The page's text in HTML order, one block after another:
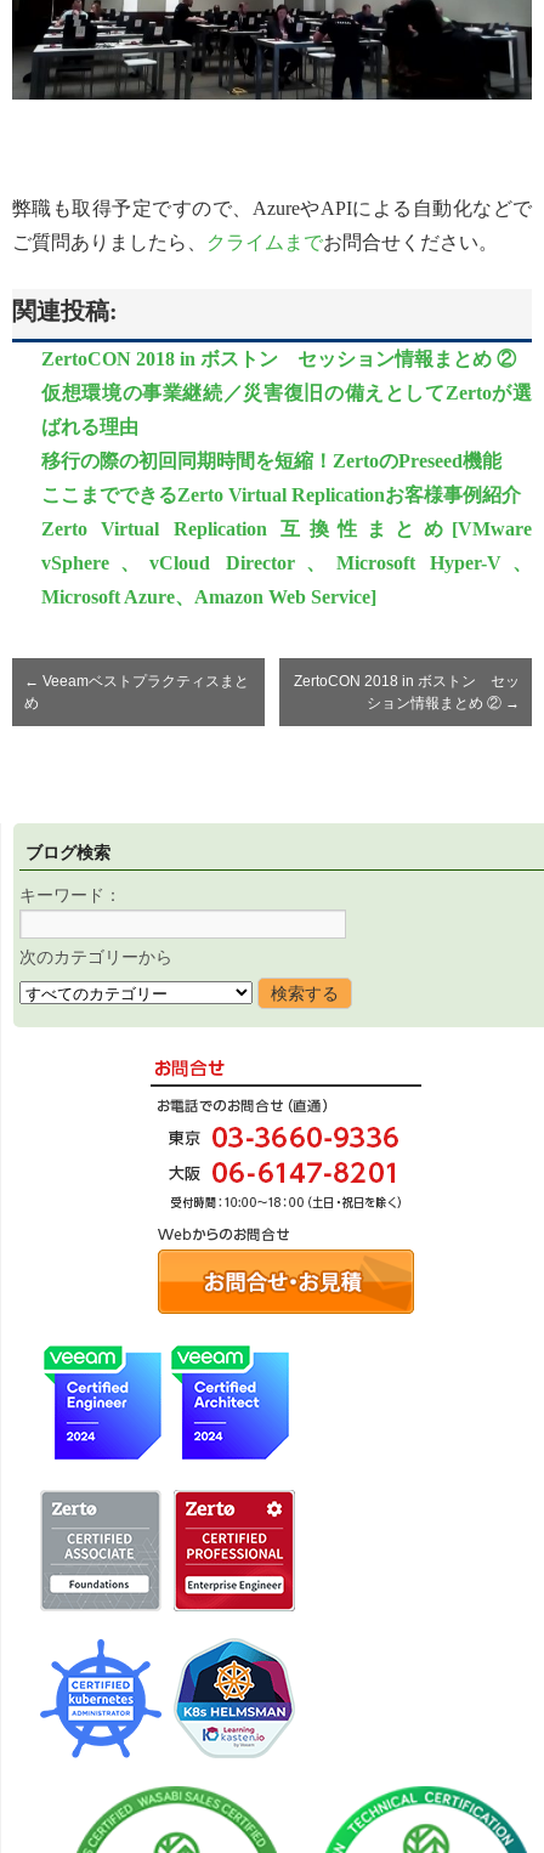
弊職も取得予定ですので、AzureやAPIによる自動化などで
ご質問ありましたら、
クライムまでお問合せください。
関連投稿:
ZertoCON 2018 in ボストン セッション情報まとめ ②
仮想環境の事業継続／災害復旧の備えとしてZertoが選
ばれる理由
移行の際の初回同期時間を短縮！ZertoのPreseed機能
ここまでできるZerto Virtual Replicationお客様事例紹介
Zerto Virtual Replication 互換性まとめ[VMware
vSphere、vCloud Director、Microsoft Hyper-V、
Microsoft Azure、Amazon Web Service]
← Veeamベストプラクティスまと
め
ZertoCON 2018 in ボストン セッ
ション情報まとめ ② →
ブログ検索
キーワード：
次のカテゴリーから